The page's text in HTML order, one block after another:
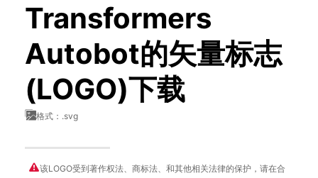
Transformers
Autobot的矢量标志
(LOGO)下载
格式：.svg
该LOGO受到著作权法、商标法、和其他相关法律的保护，请在合